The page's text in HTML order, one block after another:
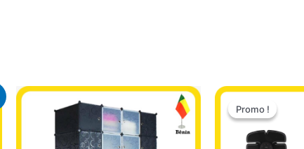
Promo !
Promo !
Le
initial